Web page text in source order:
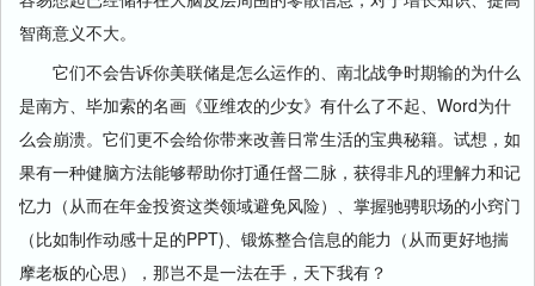
智商意义不大。
它们不会告诉你美联储是怎么运作的、南北战争时期输的为什么
是南方、毕加索的名画《亚维农的少女》有什么了不起、Word为什
么会崩溃。它们更不会给你带来改善日常生活的宝典秘籍。试想，如
果有一种健脑方法能够帮助你打通任督二脉，获得非凡的理解力和记
忆力（从而在年金投资这类领域避免风险）、掌握驰骋职场的小窍门
（比如制作动感十足的PPT)、锻炼整合信息的能力（从而更好地揣
摩老板的心思），那岂不是一法在手，天下我有？